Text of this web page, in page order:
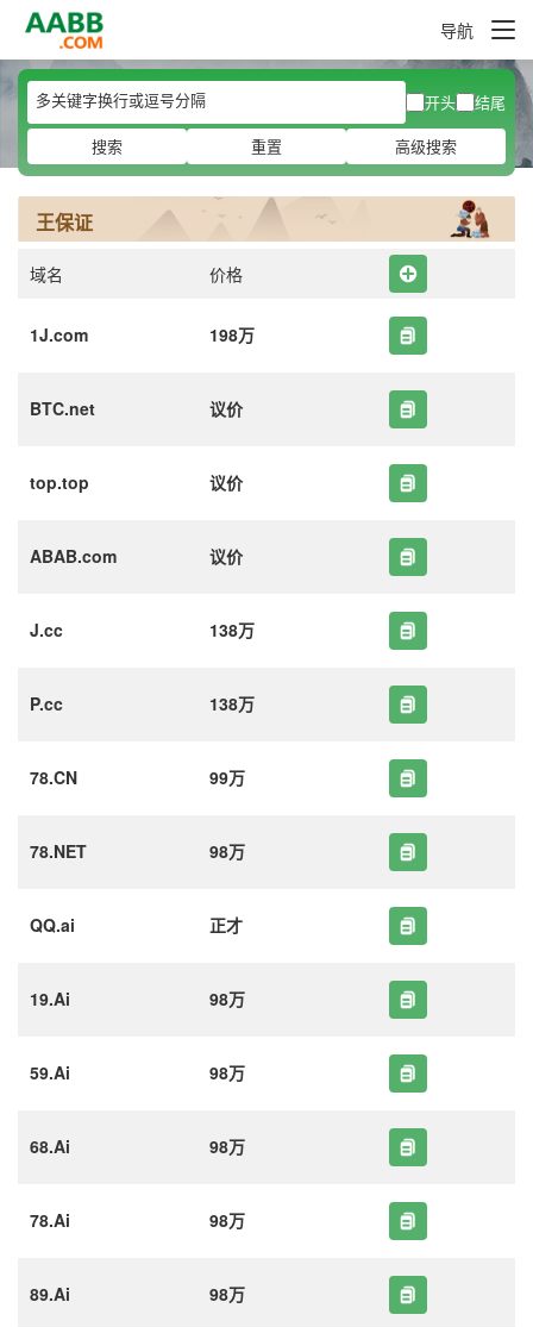
导航
开头
结尾
搜索
重置 高级搜索
王保证
域名 价格
1J.com 198万
BTC.net 议价
top.top 议价
ABAB.com 议价
J.cc 138万
P.cc 138万
78.CN 99万
78.NET 98万
QQ.ai 正才
19.Ai 98万
59.Ai 98万
68.Ai 98万
78.Ai 98万
89.Ai 98万